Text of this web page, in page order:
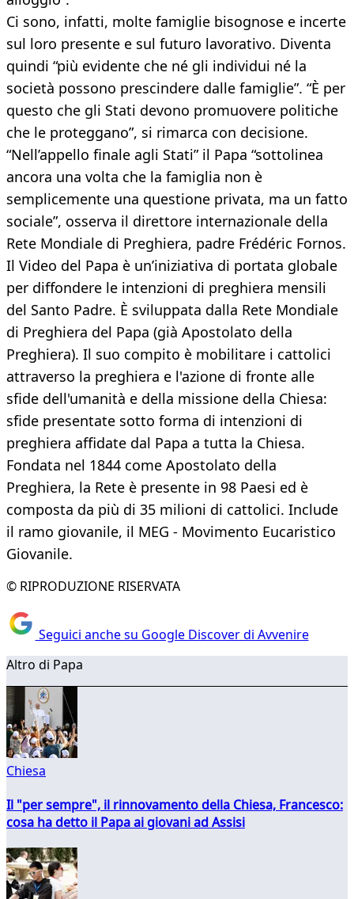
Ci sono, infatti, molte famiglie bisognose e incerte
sul loro presente e sul futuro lavorativo. Diventa
quindi “più evidente che né gli individui né la
società possono prescindere dalle famiglie”. “È per
questo che gli Stati devono promuovere politiche
che le proteggano”, si rimarca con decisione.
“Nell’appello finale agli Stati” il Papa “sottolinea
ancora una volta che la famiglia non è
semplicemente una questione privata, ma un fatto
sociale”, osserva il direttore internazionale della
Rete Mondiale di Preghiera, padre Frédéric Fornos.
Il Video del Papa è un’iniziativa di portata globale
per diffondere le intenzioni di preghiera mensili
del Santo Padre. È sviluppata dalla Rete Mondiale
di Preghiera del Papa (già Apostolato della
Preghiera). Il suo compito è mobilitare i cattolici
attraverso la preghiera e l'azione di fronte alle
sfide dell'umanità e della missione della Chiesa:
sfide presentate sotto forma di intenzioni di
preghiera affidate dal Papa a tutta la Chiesa.
Fondata nel 1844 come Apostolato della
Preghiera, la Rete è presente in 98 Paesi ed è
composta da più di 35 milioni di cattolici. Include
il ramo giovanile, il MEG - Movimento Eucaristico
Giovanile.
© RIPRODUZIONE RISERVATA
Seguici anche su Google Discover di Avvenire
Altro di Papa
Chiesa
Il "per sempre", il rinnovamento della Chiesa, Francesco:
cosa ha detto il Papa ai giovani ad Assisi